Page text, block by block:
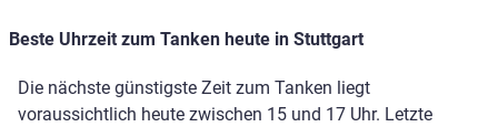
Beste Uhrzeit zum Tanken heute in Stuttgart
Die nächste günstigste Zeit zum Tanken liegt
voraussichtlich heute zwischen 15 und 17 Uhr. Letzte